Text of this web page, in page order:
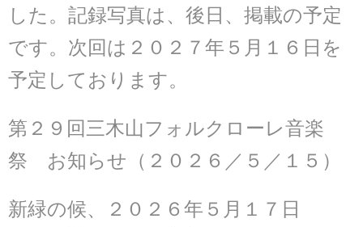
した。 記録写真は、後日、掲載の予定
です。次回は２０２７年５月１６日を
予定しております。
第２９回三木山フォルクローレ音楽
祭 お知らせ（２０２６／５／１５）
新緑の候、２０２６年５月１７日